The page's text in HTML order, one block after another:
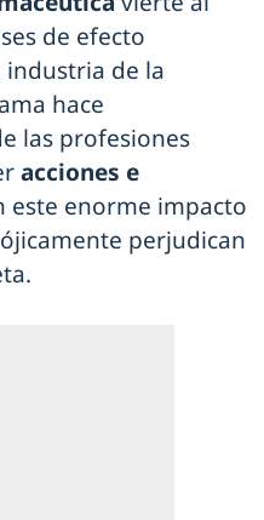
de efecto
industria de la
hace
las profesiones
acciones e
este enorme impacto
perjudican